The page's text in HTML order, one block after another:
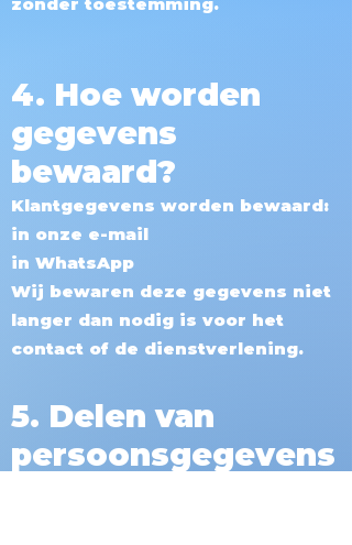
4. Hoe worden
gegevens
bewaard?
Klantgegevens worden bewaard:
in onze e-mail
in WhatsApp
Wij bewaren deze gegevens niet
langer dan nodig is voor het
contact of de dienstverlening.
5. Delen van
persoonsgegevens